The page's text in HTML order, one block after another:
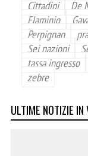
Cittadini
De
Flaminio
Perpignan
Sei nazioni
tassa ingresso
zebre
ULTIME NOTIZIE IN